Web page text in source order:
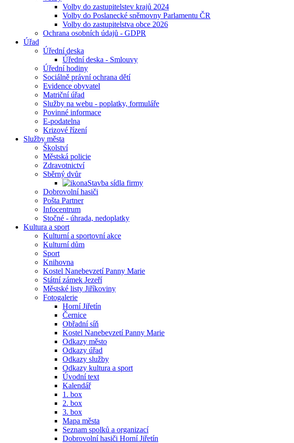
Volby do zastupitelstev krajů 2024
Volby do Poslanecké sněmovny Parlamentu ČR
Volby do zastupitelstva obce 2026
Ochrana osobních údajů - GDPR
Úřad
Úřední deska
Úřední deska - Smlouvy
Úřední hodiny
Sociálně právní ochrana dětí
Evidence obyvatel
Matriční úřad
Služby na webu - poplatky, formuláře
Povinné informace
E-podatelna
Krizové řízení
Služby města
Školství
Městská policie
Zdravotnictví
Sběrný dvůr
Stavba sídla firmy
Dobrovolní hasiči
Pošta Partner
Infocentrum
Stočné - úhrada, nedoplatky
Kultura a sport
Kulturní a sportovní akce
Kulturní dům
Sport
Knihovna
Kostel Nanebevzetí Panny Marie
Státní zámek Jezeří
Městské listy Jiříkoviny
Fotogalerie
Horní Jiřetín
Černice
Obřadní síň
Kostel Nanebevzetí Panny Marie
Odkazy město
Odkazy úřad
Odkazy služby
Odkazy kultura a sport
Úvodní text
Kalendář
1. box
2. box
3. box
Mapa města
Seznam spolků a organizací
Dobrovolní hasiči Horní Jiřetín